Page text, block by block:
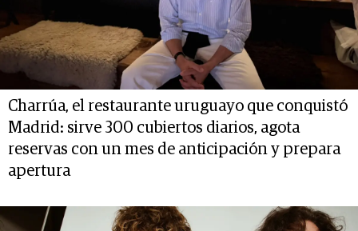
Charrúa, el restaurante uruguayo que conquistó
Madrid: sirve 300 cubiertos diarios, agota
reservas con un mes de anticipación y prepara
apertura